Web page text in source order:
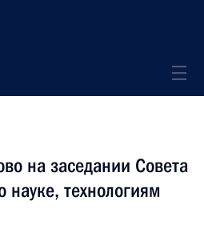
на заседании Совета
науке, технологиям